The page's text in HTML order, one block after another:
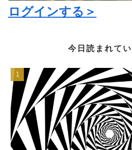
ログインする＞
今日読まれて